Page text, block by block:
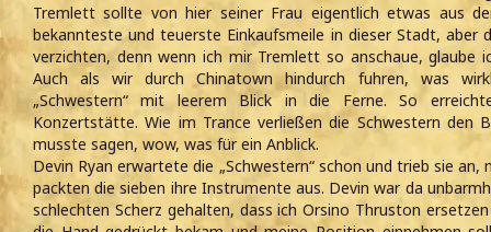
Tremlett sollte von hier seiner Frau eigentlich etwas aus
bekannteste und teuerste Einkaufsmeile in dieser Stadt, aber
verzichten, denn wenn ich mir Tremlett so anschaue, glaube
Auch als wir durch Chinatown hindurch fuhren, was
„Schwestern“ mit leerem Blick in die Ferne. So
Konzertstätte. Wie im Trance verließen die Schwestern den
musste sagen, wow, was für ein Anblick.
Devin Ryan erwartete die „Schwestern“ schon und trieb sie
packten die sieben ihre Instrumente aus. Devin war da
schlechten Scherz gehalten, dass ich Orsino Thruston